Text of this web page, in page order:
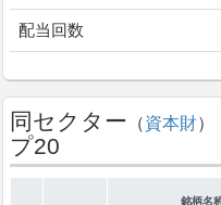
配当回数
同セクター （資本財）
プ20
銘柄名